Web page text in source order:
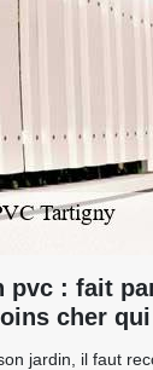
pvc : fait
cher
jardin, il faut